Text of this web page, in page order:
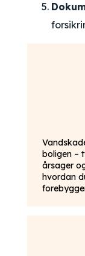
boligen –
årsager
hvordan